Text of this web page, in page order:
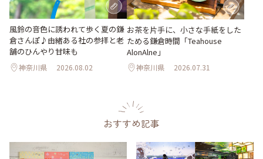
風鈴の音色に誘われて歩く夏の鎌
倉さんぽ♪由緒ある社の参拝と老
舗のひんやり甘味も
神奈川県 2026.08.02
お茶を片手に、小さな手紙をした
ためる鎌倉時間「Teahouse
AlonAlne」
神奈川県 2026.07.31
おすすめ記事